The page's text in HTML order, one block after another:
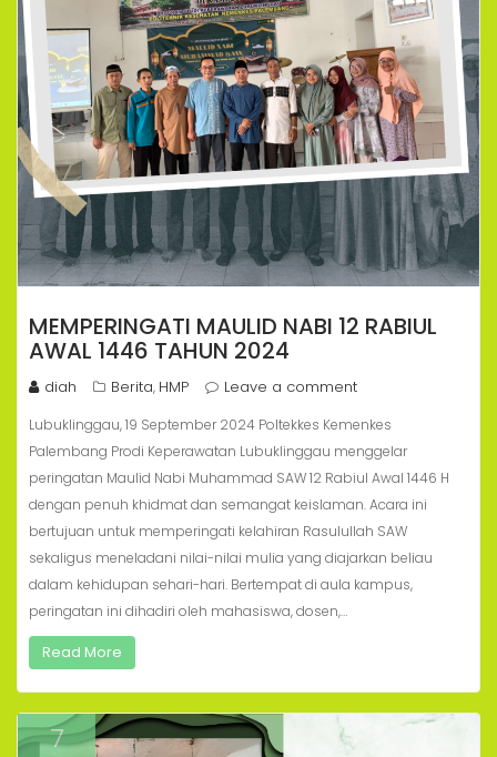
MEMPERINGATI MAULID NABI 12 RABIUL
AWAL 1446 TAHUN 2024
diah Berita, HMP Leave a comment
Lubuklinggau, 19 September 2024 Poltekkes Kemenkes
Palembang Prodi Keperawatan Lubuklinggau menggelar
peringatan Maulid Nabi Muhammad SAW 12 Rabiul Awal 1446 H
dengan penuh khidmat dan semangat keislaman. Acara ini
bertujuan untuk memperingati kelahiran Rasulullah SAW
sekaligus meneladani nilai-nilai mulia yang diajarkan beliau
dalam kehidupan sehari-hari. Bertempat di aula kampus,
peringatan ini dihadiri oleh mahasiswa, dosen,…
Read More
7